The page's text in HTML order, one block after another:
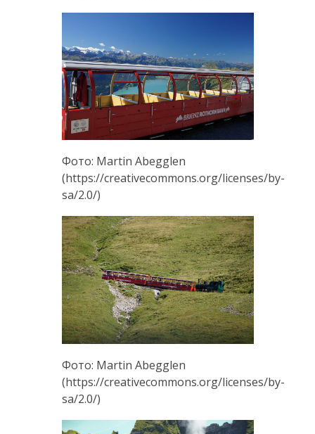
Фото: Martin Abegglen
(https://creativecommons.org/licenses/by-
sa/2.0/)
Фото: Martin Abegglen
(https://creativecommons.org/licenses/by-
sa/2.0/)